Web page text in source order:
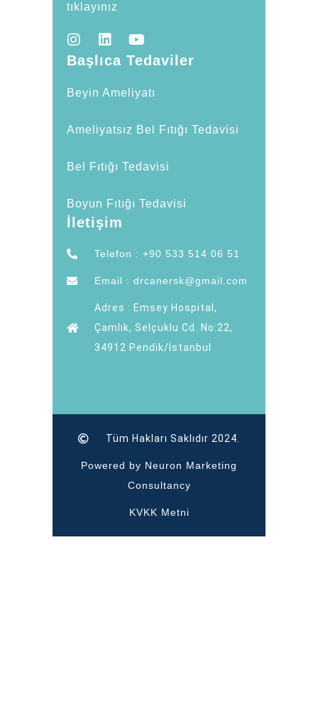
tıklayınız
Başlıca Tedaviler
Beyin Ameliyatı
Ameliyatsız Bel Fıtığı Tedavisi
Bel Fıtığı Tedavisi
Boyun Fıtığı Tedavisi
İletişim
Telefon : +90 533 514 06 51
Email : drcanersk@gmail.com
Adres : Emsey Hospital,
Çamlık, Selçuklu Cd. No:22,
34912 Pendik/İstanbul
Tüm Hakları Saklıdır 2024.
Powered by Neuron Marketing
Consultancy
KVKK Metni